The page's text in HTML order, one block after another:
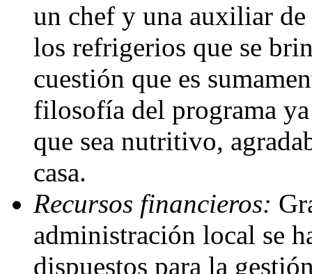
un chef y una auxiliar
los refrigerios que se
cuestión que es
filosofía del programa
que sea nutritivo,
casa.
Recursos financieros:
administración local se
dispuestos para la